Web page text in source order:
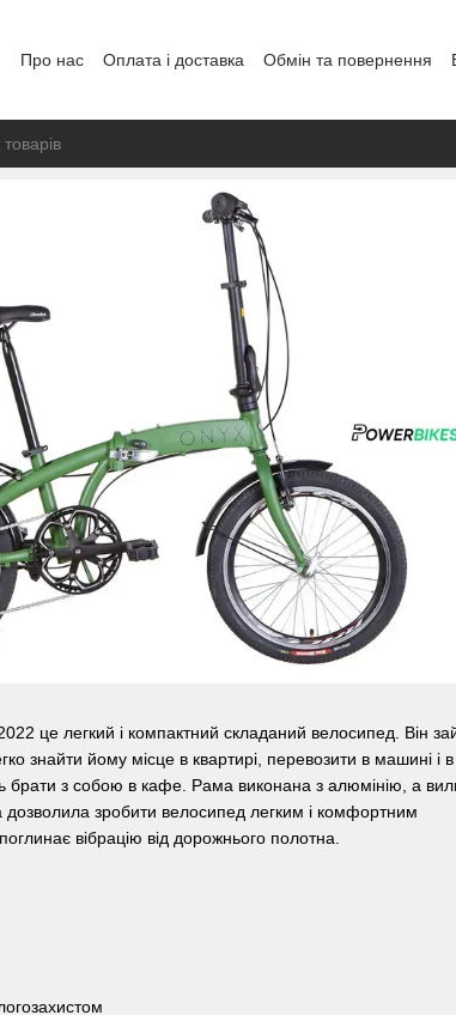
Про нас Оплата і доставка Обмін та повернення
це легкий і компактний складаний велосипед. Він
знайти йому місце в квартирі, перевозити в машині і в
брати з собою в кафе. Рама виконана з алюмінію, а
дозволила зробити велосипед легким і комфортним
вібрацію від дорожнього полотна.